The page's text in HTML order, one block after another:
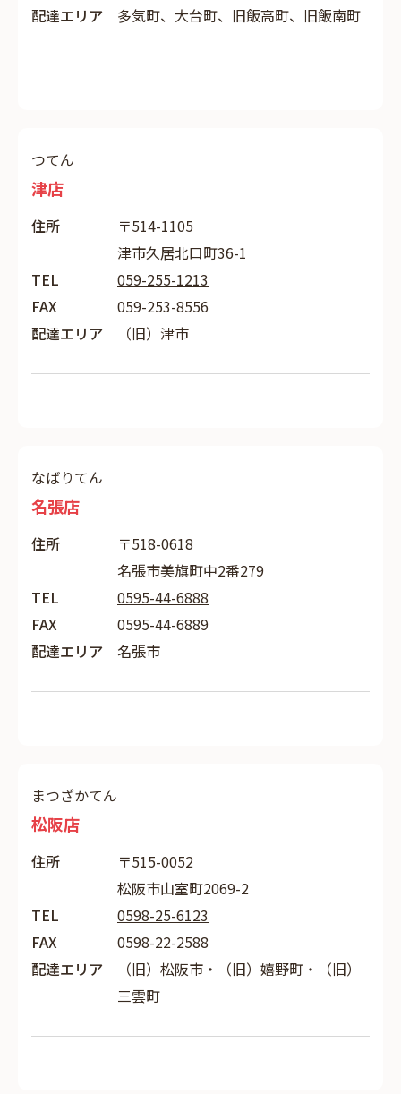
配達エリア 多気町、大台町、旧飯高町、旧飯南町
つてん
津店
住所
〒514-1105
津市久居北口町36-1
TEL
059-255-1213
FAX
059-253-8556
配達エリア
（旧）津市
なばりてん
名張店
住所
〒518-0618
名張市美旗町中2番279
TEL
0595-44-6888
FAX
0595-44-6889
配達エリア
名張市
まつざかてん
松阪店
住所
〒515-0052
松阪市山室町2069-2
TEL
0598-25-6123
FAX
0598-22-2588
配達エリア
（旧）松阪市・（旧）嬉野町・（旧）
三雲町